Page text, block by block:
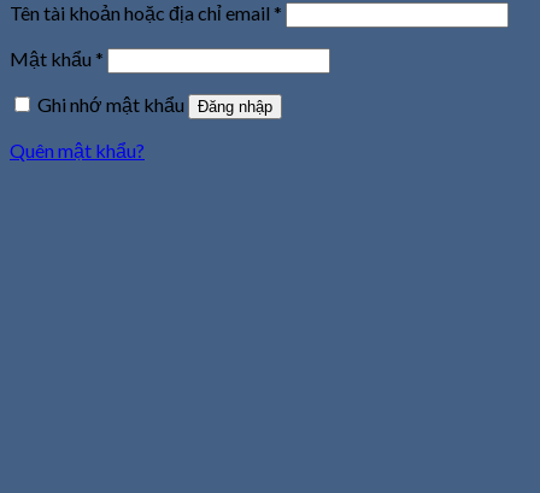
Tên tài khoản hoặc địa chỉ email *
Mật khẩu *
Ghi nhớ mật khẩu
Đăng nhập
Quên mật khẩu?